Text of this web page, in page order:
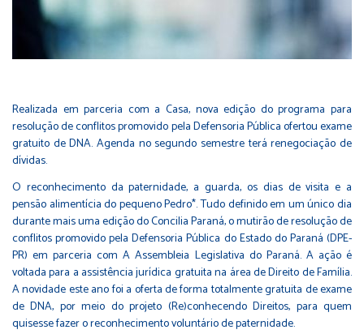
Realizada em parceria com a Casa, nova edição do programa para
resolução de conflitos promovido pela Defensoria Pública ofertou exame
gratuito de DNA. Agenda no segundo semestre terá renegociação de
dívidas.
O reconhecimento da paternidade, a guarda, os dias de visita e a
pensão alimentícia do pequeno Pedro*. Tudo definido em um único dia
durante mais uma edição do Concilia Paraná, o mutirão de resolução de
conflitos promovido pela Defensoria Pública do Estado do Paraná (DPE-
PR) em parceria com A Assembleia Legislativa do Paraná. A ação é
voltada para a assistência jurídica gratuita na área de Direito de Família.
A novidade este ano foi a oferta de forma totalmente gratuita de exame
de DNA, por meio do projeto (Re)conhecendo Direitos, para quem
quisesse fazer o reconhecimento voluntário de paternidade.